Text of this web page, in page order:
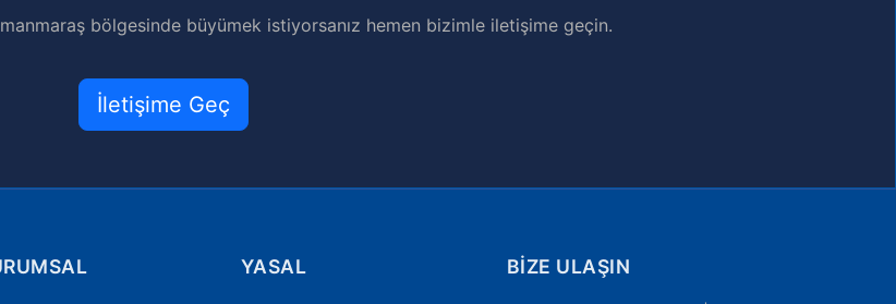
bölgesinde büyümek istiyorsanız hemen bizimle iletişime geçin.
İletişime Geç
YASAL BIZE ULAŞIN